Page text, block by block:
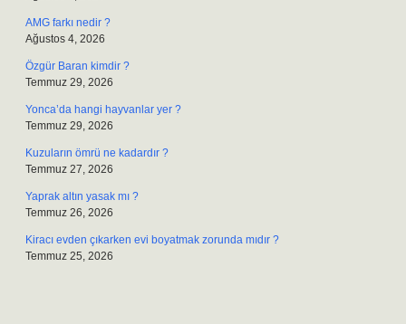
AMG farkı nedir ?
Ağustos 4, 2026
Özgür Baran kimdir ?
Temmuz 29, 2026
Yonca’da hangi hayvanlar yer ?
Temmuz 29, 2026
Kuzuların ömrü ne kadardır ?
Temmuz 27, 2026
Yaprak altın yasak mı ?
Temmuz 26, 2026
Kiracı evden çıkarken evi boyatmak zorunda mıdır ?
Temmuz 25, 2026